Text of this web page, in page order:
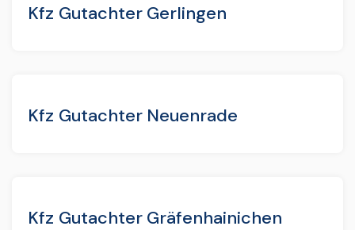
Kfz Gutachter Gerlingen
Kfz Gutachter Neuenrade
Kfz Gutachter Gräfenhainichen